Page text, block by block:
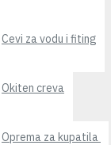
Cevi za vodu i fiting
Okiten creva
Oprema za kupatila